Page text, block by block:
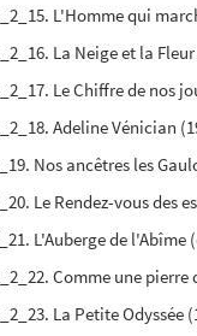
L'Homme qui
La Neige et la
Le Chiffre de nos
Adeline Vénician
Nos ancêtres les
Le Rendez-vous des
L'Auberge de
Comme une
La Petite Odyssée